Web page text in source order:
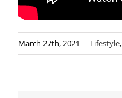
March 27th, 2021 | Lifestyle,